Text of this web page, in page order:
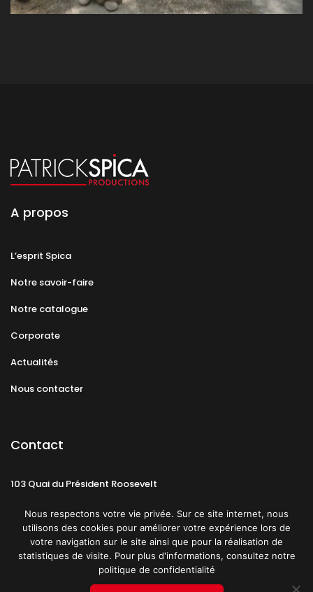
A propos
L’esprit Spica
Notre savoir-faire
Notre catalogue
Corporate
Actualités
Nous contacter
Contact
103 Quai du Président Roosevelt
CGU Politique de confidentialité
Nous respectons votre vie privée. Sur ce site internet, nous
utilisons des cookies pour améliorer votre expérience lors de
votre navigation sur le site ainsi que pour la réalisation de
statistiques de visite. Pour plus d'informations, consultez notre
politique de confidentialité